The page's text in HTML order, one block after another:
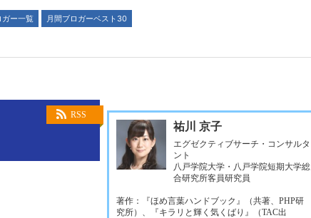
ガー一覧
月間ブロガーベスト30
RSS
祐川 京子
エグゼクティブサーチ・コンサルタ
ント
八戸学院大学・八戸学院短期大学総
合研究所客員研究員
著作：『ほめ言葉ハンドブック』（共著、PHP研
究所）、『キラリと輝く気くばり』（TAC出